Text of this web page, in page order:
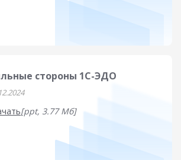
стороны 1С-ЭДО
[ppt, 3.77 Мб]